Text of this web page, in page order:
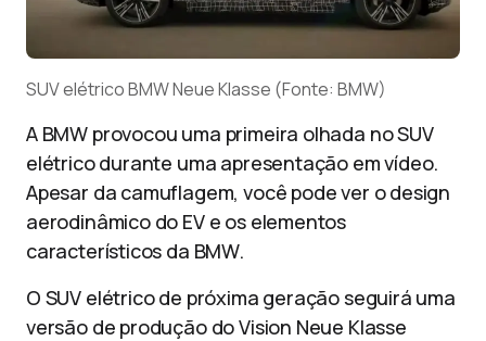
SUV elétrico BMW Neue Klasse (Fonte: BMW)
A BMW provocou uma primeira olhada no SUV
elétrico durante uma apresentação em vídeo.
Apesar da camuflagem, você pode ver o design
aerodinâmico do EV e os elementos
característicos da BMW.
O SUV elétrico de próxima geração seguirá uma
versão de produção do Vision Neue Klasse